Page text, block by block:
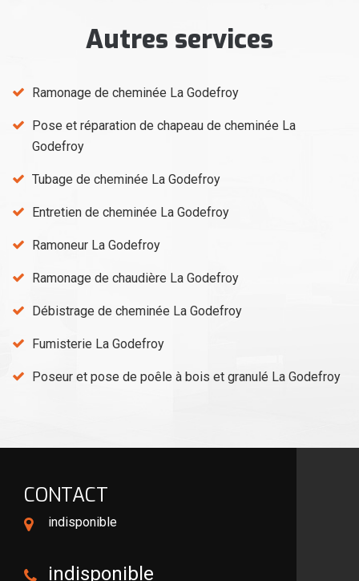
Autres services
Ramonage de cheminée La Godefroy
Pose et réparation de chapeau de cheminée La
Godefroy
Tubage de cheminée La Godefroy
Entretien de cheminée La Godefroy
Ramoneur La Godefroy
Ramonage de chaudière La Godefroy
Débistrage de cheminée La Godefroy
Fumisterie La Godefroy
Poseur et pose de poêle à bois et granulé La Godefroy
CONTACT
indisponible
indisponible